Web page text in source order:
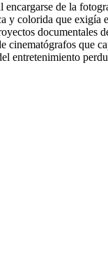
de la
colorida que
documentales
que
entretenimiento